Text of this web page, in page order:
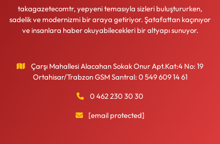
takagazetecomtr, yepyeni temasıyla sizleri buluştururken,
sadelik ve modernizmi bir araya getiriyor. Şatafattan kaçınıyor
ve insanlara haber okuyabilecekleri bir altyapı sunuyor.
Çarşı Mahallesi Alacahan Sokak Onur Apt.Kat:4 No: 19
Ortahisar/Trabzon GSM Santral: 0 549 609 14 61
0 462 230 30 30
[email protected]